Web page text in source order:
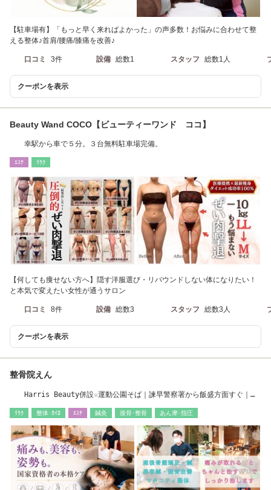
【駐車場有】「もっと早く来ればよかった」の声多数！お悩みに合わせて整
える整体♪首肩/腰痛/膝痛を改善♪
口コミ 3件 設備 総数1 スタッフ 総数1人
クーポンを表示
Beauty Wand COCO【ビューティーワンド ココ】
幸駅から車で５分。３台無料駐車場完備。
ｴｽﾃ ﾘﾗｸ
【何しても痩せない方へ】隠す洋服選び・リバウンドしない体になりたい！
と本気で変えたい女性が通うサロン
口コミ 8件 設備 総数3 スタッフ 総数3人
クーポンを表示
整骨院えん
Harris Beauty併設☆運動公園そば｜諫早警察署から飯盛方面すぐ｜産
ﾘﾗｸ 整体･ｶｲﾛ ｴｽﾃ 鍼灸 接骨･整骨 あん摩･指圧